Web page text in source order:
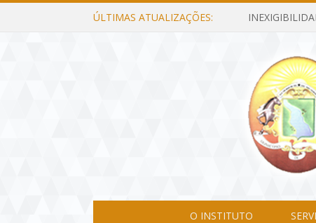
ÚLTIMAS ATUALIZAÇÕES:
O INSTITUTO